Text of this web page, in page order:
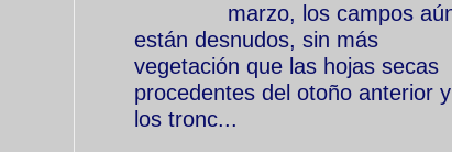
marzo, los campos
están desnudos, sin más
vegetación que las hojas secas
procedentes del otoño anterior y
los tronc...